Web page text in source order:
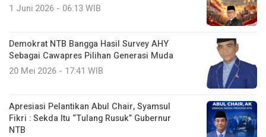
1 Juni 2026 - 06:13 WIB
Demokrat NTB Bangga Hasil Survey AHY
Sebagai Cawapres Pilihan Generasi Muda
20 Mei 2026 - 17:41 WIB
Apresiasi Pelantikan Abul Chair, Syamsul
Fikri : Sekda Itu “Tulang Rusuk” Gubernur
NTB